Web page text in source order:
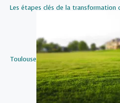
Les étapes clés de la transformation
Toulouse